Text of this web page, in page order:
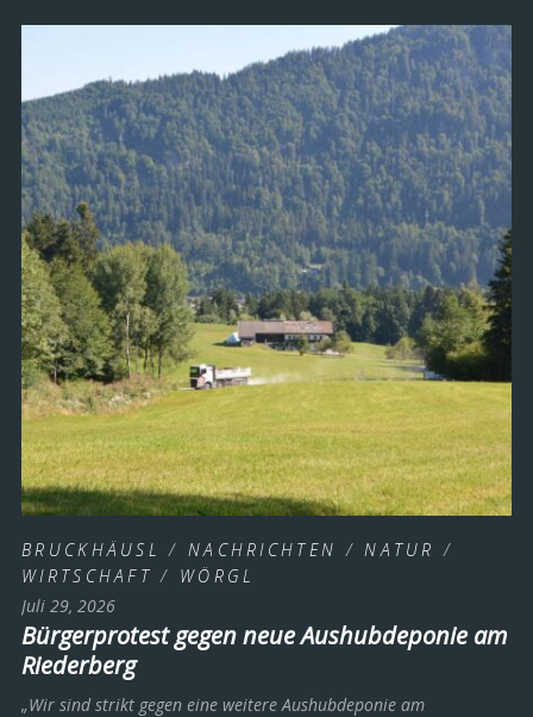
BRUCKHÄUSL / NACHRICHTEN / NATUR /
WIRTSCHAFT / WÖRGL
Juli 29, 2026
Bürgerprotest gegen neue Aushubdeponie am
Riederberg
„Wir sind strikt gegen eine weitere Aushubdeponie am